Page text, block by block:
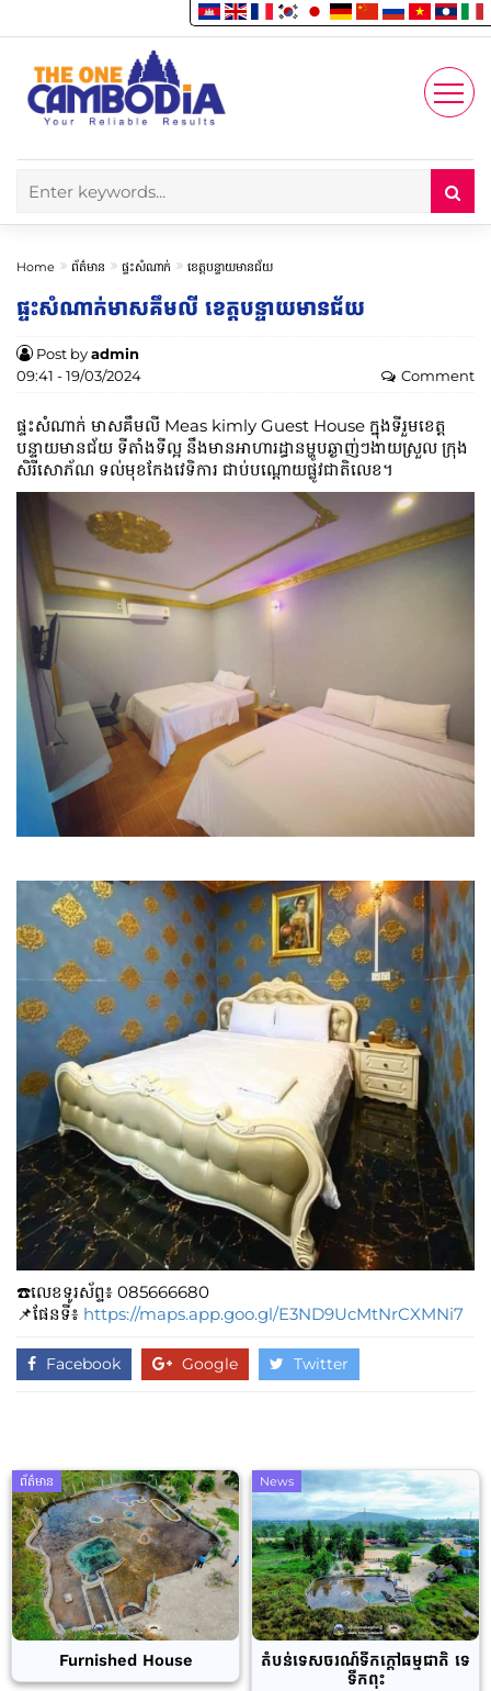
Account
Enjoy
Home ព័ត៌មាន ផ្ទះសំណាក់ ខេត្តបន្ទាយមានជ័យ
ផ្ទះសំណាក់​មាសគឹមលី​ ខេត្តបន្ទាយមានជ័យ
Post byadmin
09:41 - 19/03/2024
Comment
ផ្ទះសំណាក់ មាសគឹមលី Meas kimly Guest House ក្នុងទីរួមខេត្ត
បន្ទាយមានជ័យ ទីតាំងទីល្អ​ នឹងមានអាហារដ្ធានម្ហូបឆ្ងាញ់ៗងាយស្រួល ក្រុង
សិរីសោភ័ណ ទល់មុខកែងវេទិការ ជាប់បណ្តោយផ្លូវជាតិលេខ។
☎️លេខទូរស័ព្ទ៖​​ 085666680
📌ផែនទី៖ https://maps.app.goo.gl/E3ND9UcMtNrCXMNi7
Facebook Google Twitter
ព័ត៌មាន
Furnished House
News
តំបន់ទេសចរណ៍ទឹកក្តៅធម្មជាតិ ទេ
ទឹកពុះ